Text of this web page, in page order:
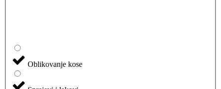
Oblikovanje kose